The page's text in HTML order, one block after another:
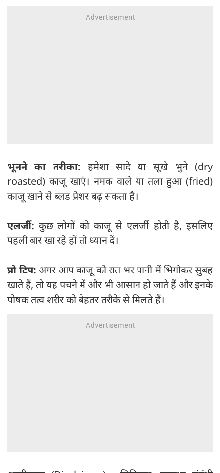
भूनने का तरीका: हमेशा सादे या सूखे भुने (dry
roasted) काजू खाएं। नमक वाले या तला हुआ (fried)
काजू खाने से ब्लड प्रेशर बढ़ सकता है।
एलर्जी:कुछ लोगों को काजू से एलर्जी होती है, इसलिए
पहली बार खा रहे हों तो ध्यान दें।
प्रो टिप:अगर आप काजू को रात भर पानी में भिगोकर सुबह
खाते हैं, तो यह पचने में और भी आसान हो जाते हैं और इनके
पोषक तत्व शरीर को बेहतर तरीके से मिलते हैं।